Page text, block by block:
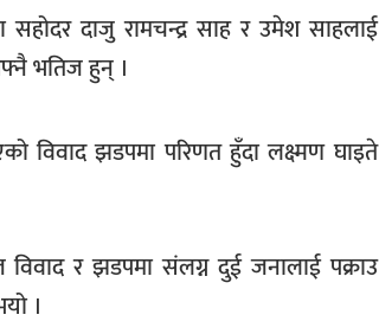
सहोदर दाजु रामचन्द्र साह र उमेश साहलाई
भतिज हुन् ।
विवाद झडपमा परिणत हुँदा लक्ष्मण घाइते
र झडपमा संलग्न दुई जनालाई पक्राउ
।